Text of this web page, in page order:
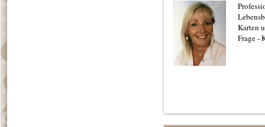
Karten
Frage -